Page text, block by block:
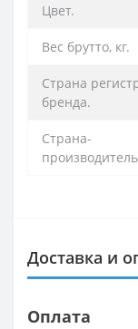
Цвет.
Вес брутто, кг.
Страна
бренда.
Страна-
Доставка и
Оплата